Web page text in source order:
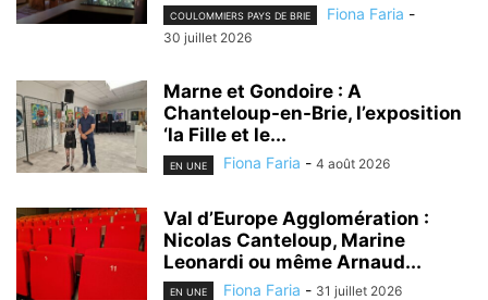
COULOMMIERS PAYS DE BRIE Fiona Faria -
30 juillet 2026
Marne et Gondoire : A
Chanteloup-en-Brie, l’exposition
‘la Fille et le...
EN UNE Fiona Faria - 4 août 2026
Val d’Europe Agglomération :
Nicolas Canteloup, Marine
Leonardi ou même Arnaud...
EN UNE Fiona Faria - 31 juillet 2026